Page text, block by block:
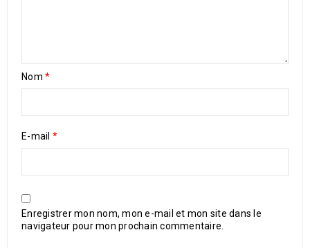
Nom *
E-mail *
Enregistrer mon nom, mon e-mail et mon site dans le
navigateur pour mon prochain commentaire.